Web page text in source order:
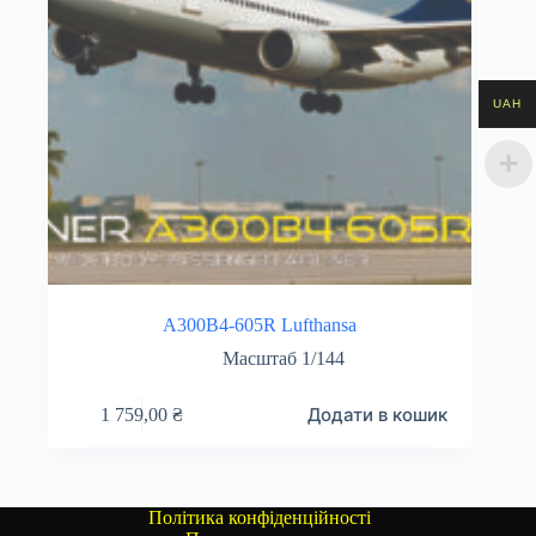
A300B4-605R Lufthansa
Масштаб 1/144
1 759,00₴ Додати в кошик
Політика конфіденційності
UAH